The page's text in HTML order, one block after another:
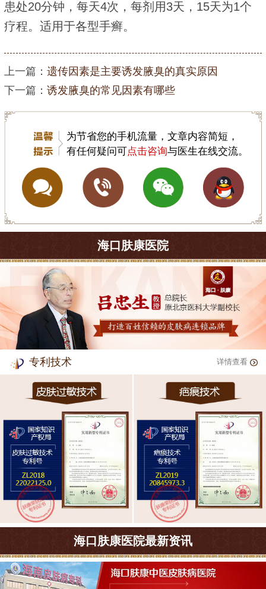
患处20分钟，每天4次，每剂用3天，15天为1个
疗程。适用于各型手癣。
上一篇： 遗传因素是主要诱发腋臭的真实原因
下一篇： 诱发腋臭的常见因素有哪些
为节省您的手机流量，文章内容简短，
有任何疑问可点击咨询与医生在线交流。
海口肤康医院
专利技术 详情查看
海口肤康医院最新资讯